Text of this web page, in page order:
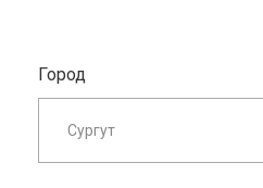
Город